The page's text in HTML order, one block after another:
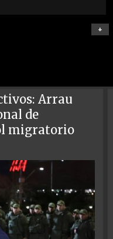
+
Arrau
de
migratorio